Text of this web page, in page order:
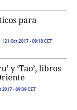
para
21 Oct 2017 - 09:18 CET
y ‘Tao’, libros
2017- 09:39 CET